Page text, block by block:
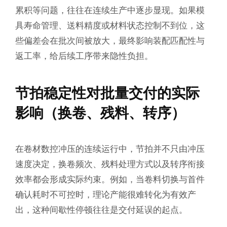
累积等问题，往往在连续生产中逐步显现。如果模
具寿命管理、送料精度或材料状态控制不到位，这
些偏差会在批次间被放大，最终影响装配匹配性与
返工率，给后续工序带来隐性负担。
节拍稳定性对批量交付的实际
影响（换卷、残料、转序）
在卷材数控冲压的连续运行中，节拍并不只由冲压
速度决定，换卷频次、残料处理方式以及转序衔接
效率都会形成实际约束。例如，当卷料切换与首件
确认耗时不可控时，理论产能很难转化为有效产
出，这种间歇性停顿往往是交付延误的起点。